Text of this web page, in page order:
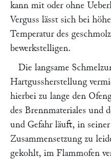
kann mit oder ohne
Verguss lässt sich bei
Temperatur des
bewerkstelligen.
Die langsame
Hartgussherstellung
hierbei zu lange den
des Brennmateriales und
und Gefahr läuft, in
Zusammensetzung zu
gekohlt, im Flammofen